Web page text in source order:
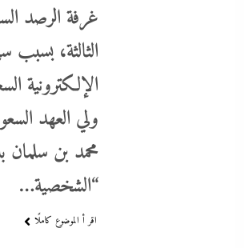
غرفة الرصد
الثالثة، بسبب
الإلكترونية
ولي العهد
محمد بن سلمان
“الشخصية…
اقر أ الموضوع كاملًا
ما حذرنا منه يحدث: اشتباكات عنيفة لليوم الرابع
وقوات تيجراي..ونظام آبي أحمد يرتعب